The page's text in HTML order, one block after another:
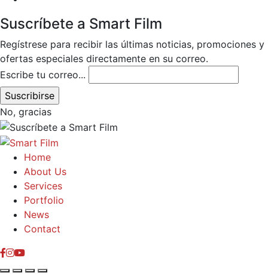
Suscríbete a Smart Film
Regístrese para recibir las últimas noticias, promociones y
ofertas especiales directamente en su correo.
Escribe tu correo...
No, gracias
Home
About Us
Services
Portfolio
News
Contact